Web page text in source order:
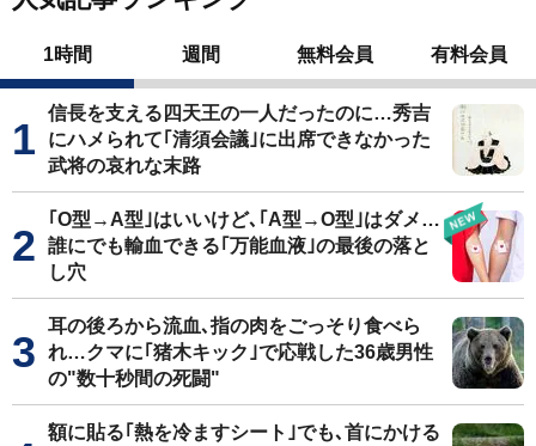
1時間 週間 無料会員 有料会員
信長を支える四天王の一人だったのに…秀吉
にハメられて｢清須会議｣に出席できなかった
武将の哀れな末路
｢O型→A型｣はいいけど､｢A型→O型｣はダメ…
誰にでも輸血できる｢万能血液｣の最後の落と
し穴
耳の後ろから流血､指の肉をごっそり食べら
れ…クマに｢猪木キック｣で応戦した36歳男性
の"数十秒間の死闘"
額に貼る｢熱を冷ますシート｣でも､首にかける